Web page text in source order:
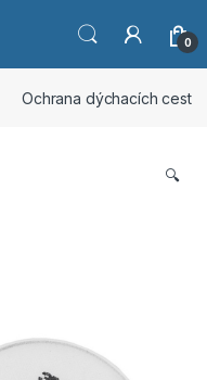
0
Ochrana dýchacích cest
🔍